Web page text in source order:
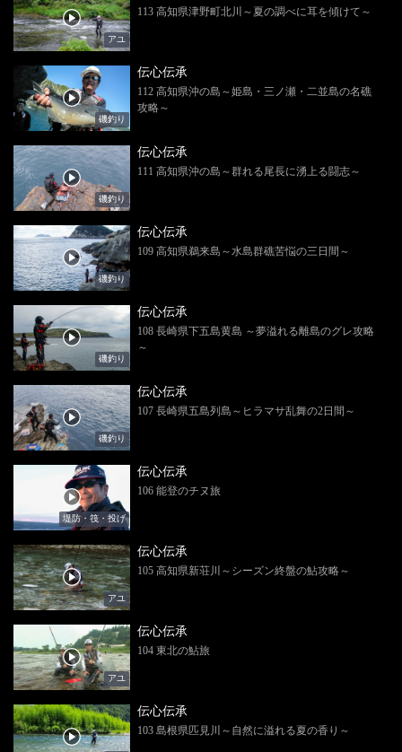
アユ
113 高知県津野町北川～夏の調べに耳を傾けて～
磯釣り
伝心伝承
112 高知県沖の島～姫島・三ノ瀬・二並島の名礁
攻略～
磯釣り
伝心伝承
111 高知県沖の島～群れる尾長に湧上る闘志～
磯釣り
伝心伝承
109 高知県鵜来島～水島群礁苦悩の三日間～
磯釣り
伝心伝承
108 長崎県下五島黄島 ～夢溢れる離島のグレ攻略
～
磯釣り
伝心伝承
107 長崎県五島列島～ヒラマサ乱舞の2日間～
堤防・筏・投げ
伝心伝承
106 能登のチヌ旅
アユ
伝心伝承
105 高知県新荘川～シーズン終盤の鮎攻略～
アユ
伝心伝承
104 東北の鮎旅
伝心伝承
103 島根県匹見川～自然に溢れる夏の香り～